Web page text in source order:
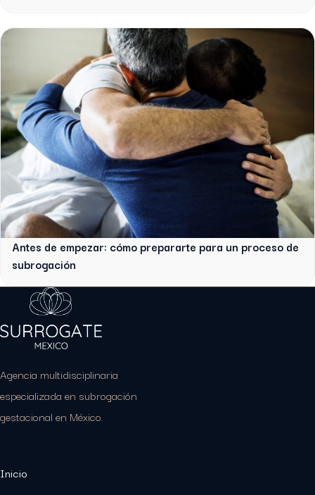
Antes de empezar: cómo prepararte para un proceso de
subrogación
Agencia multidisciplinaria
especializada en subrogación
gestacional en México.
Inicio